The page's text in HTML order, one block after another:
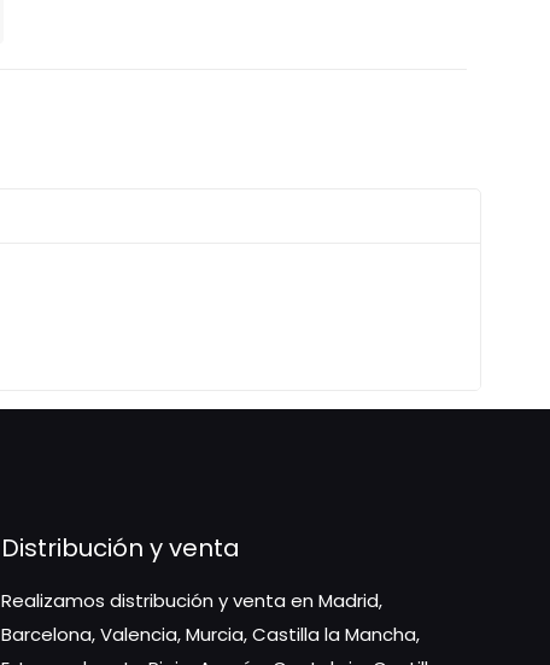
Distribución y venta
Realizamos distribución y venta en Madrid,
Barcelona, Valencia, Murcia, Castilla la Mancha,